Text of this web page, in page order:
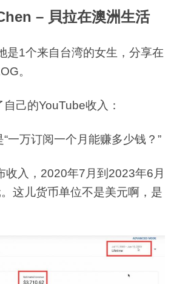
– 貝拉在澳洲生活
是1个来自台湾的女生，分享在
。
己的YouTube收入：
一万订阅一个月能赚多少钱？”
收入，2020年7月到2023年6月
这儿货币单位不是美元啊，是